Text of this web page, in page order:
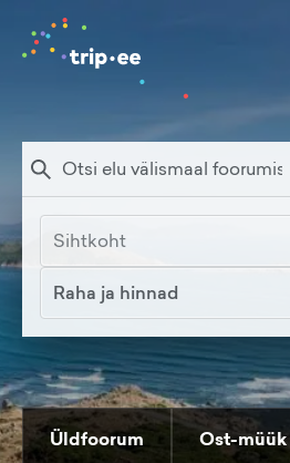
Sihtkoht
Raha ja hinnad
Üldfoorum Ost-müük